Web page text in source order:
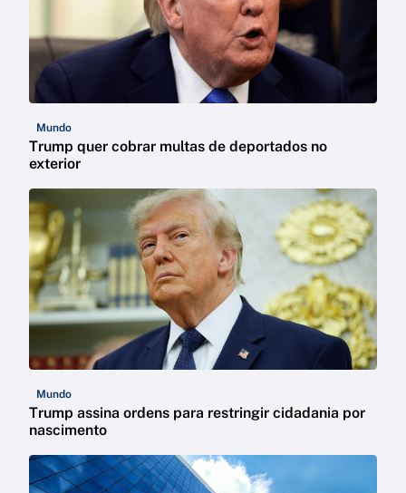
Mundo
Trump quer cobrar multas de deportados no
exterior
Mundo
Trump assina ordens para restringir cidadania por
nascimento